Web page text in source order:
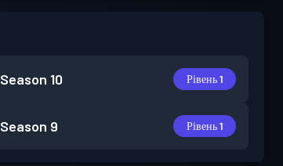
Season 10 Рівень 1
Season 9 Рівень 1